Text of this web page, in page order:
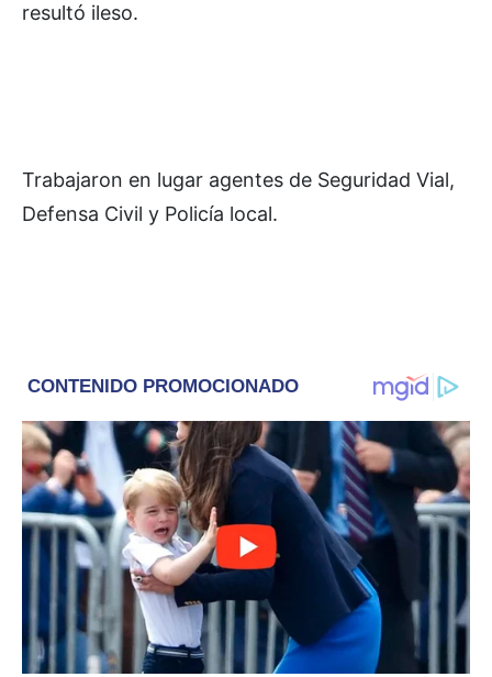
resultó ileso.
Trabajaron en lugar agentes de Seguridad Vial,
Defensa Civil y Policía local.